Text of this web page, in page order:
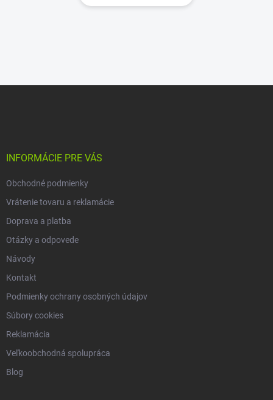
INFORMÁCIE PRE VÁS
Obchodné podmienky
Vrátenie tovaru a reklamácie
Doprava a platba
Otázky a odpovede
Návody
Kontakt
Podmienky ochrany osobných údajov
Súbory cookies
Reklamácia
Veľkoobchodná spolupráca
Blog